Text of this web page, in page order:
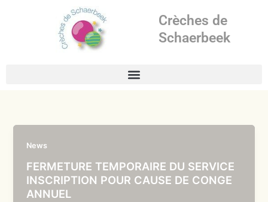
Crèches de
Schaerbeek
News
FERMETURE TEMPORAIRE DU SERVICE
INSCRIPTION POUR CAUSE DE CONGE
ANNUEL